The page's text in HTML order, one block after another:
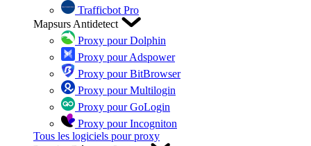
Trafficbot Pro
Mapsurs Antidetect
Proxy pour Dolphin
Proxy pour Adspower
Proxy pour BitBrowser
Proxy pour Multilogin
Proxy pour GoLogin
Proxy pour Incogniton
Tous les logiciels pour proxy